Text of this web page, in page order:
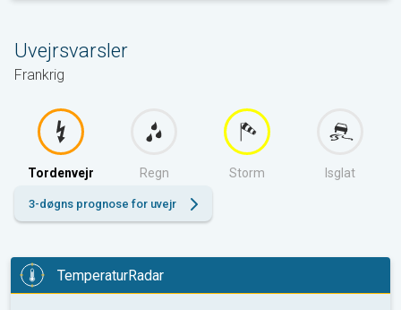
Uvejrsvarsler
Frankrig
Tordenvejr Regn Storm Isglat
3-døgns prognose for uvejr
TemperaturRadar